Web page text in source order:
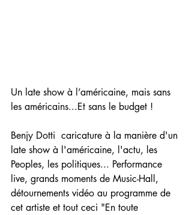
Un late show à l’américaine, mais sans
les américains...Et sans le budget !
Benjy Dotti  caricature à la manière d'un
late show à l'américaine, l'actu, les
Peoples, les politiques... Performance
live, grands moments de Music-Hall,
détournements vidéo au programme de
cet artiste et tout ceci "En toute